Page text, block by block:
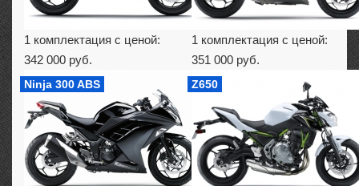
1 комплектация с ценой:
342 000 руб.
1 комплектация с ценой:
351 000 руб.
Ninja 300 ABS Z650